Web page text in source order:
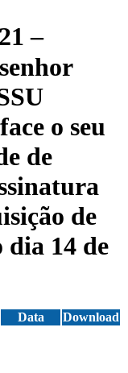
–
o seu
de
de
14 de
Data
Download